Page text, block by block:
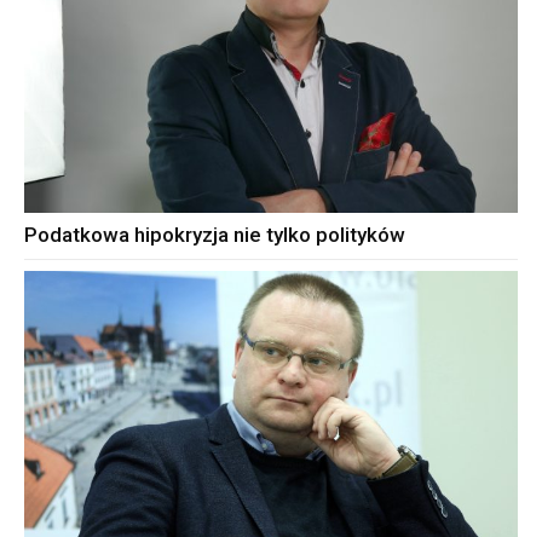
Podatkowa hipokryzja nie tylko polityków